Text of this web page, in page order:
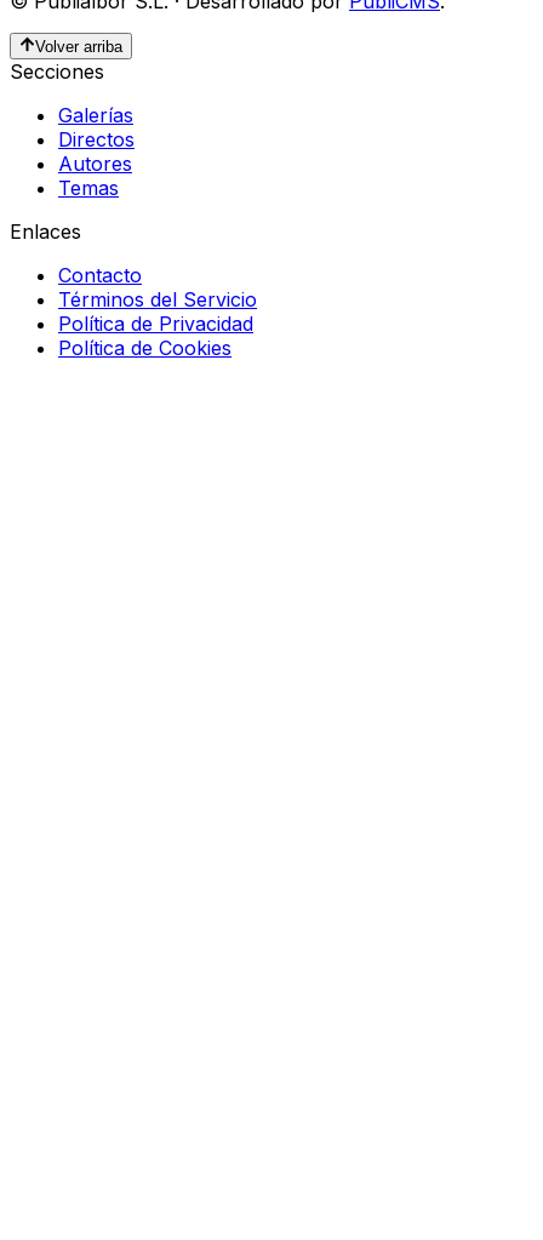
Volver arriba
Secciones
Galerías
Directos
Autores
Temas
Enlaces
Contacto
Términos del Servicio
Política de Privacidad
Política de Cookies